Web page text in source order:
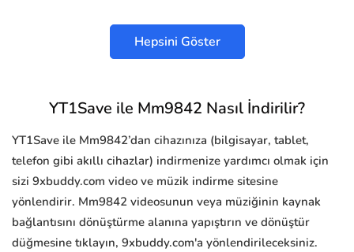
Hepsini Göster
YT1Save ile Mm9842 Nasıl İndirilir?
YT1Save ile Mm9842’dan cihazınıza (bilgisayar, tablet,
telefon gibi akıllı cihazlar) indirmenize yardımcı olmak için
sizi 9xbuddy.com video ve müzik indirme sitesine
yönlendirir. Mm9842 videosunun veya müziğinin kaynak
bağlantısını dönüştürme alanına yapıştırın ve dönüştür
düğmesine tıklayın, 9xbuddy.com'a yönlendirileceksiniz.